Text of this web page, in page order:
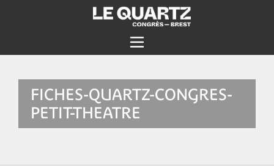
FICHES-QUARTZ-CONGRES-
PETIT-THEATRE